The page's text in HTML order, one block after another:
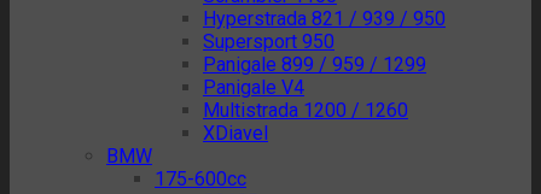
Hyperstrada 821 / 939 / 950
Supersport 950
Panigale 899 / 959 / 1299
Panigale V4
Multistrada 1200 / 1260
XDiavel
BMW
175-600cc